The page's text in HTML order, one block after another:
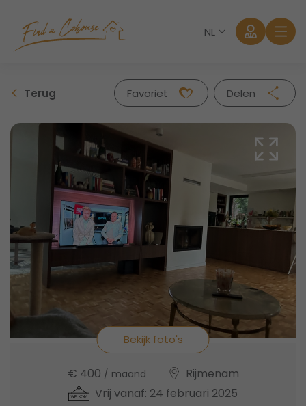
NL
Aanmelden
Wachtwoord vergeten?
Terug Favoriet
Delen
Facebook
Twitter
Whatsapp
Bekijk foto's
€ 400 / maand
Rijmenam
Vrij vanaf: 24 februari 2025